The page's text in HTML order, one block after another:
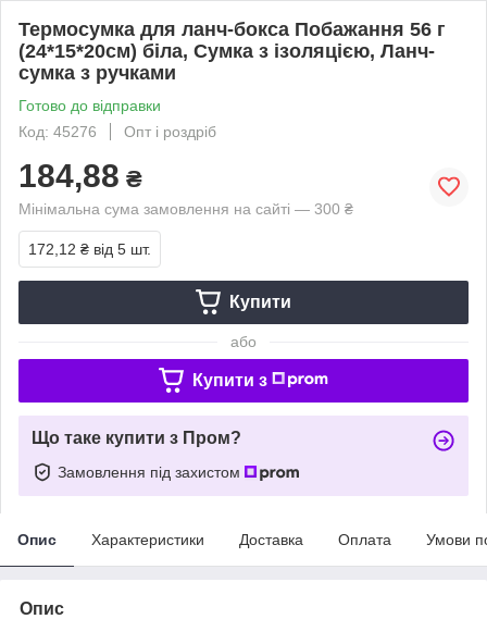
Термосумка для ланч-бокса Побажання 56 г
(24*15*20см) біла, Сумка з ізоляцією, Ланч-
сумка з ручками
Готово до відправки
Код: 45276
Опт і роздріб
184,88 ₴
Мінімальна сума замовлення на сайті — 300 ₴
172,12 ₴ від 5 шт.
Купити
або
Купити з
Що таке купити з Пром?
Замовлення під захистом
Опис Характеристики Доставка Оплата Умови
Опис